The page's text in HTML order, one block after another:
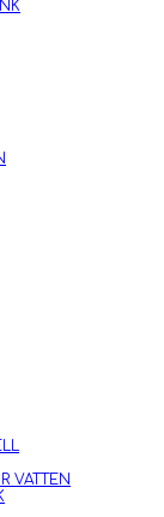
VATTEN